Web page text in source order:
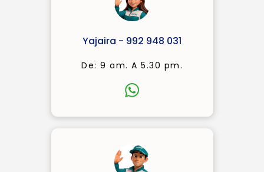
Yajaira - 992 948 031
De: 9 am. A 5.30 pm.